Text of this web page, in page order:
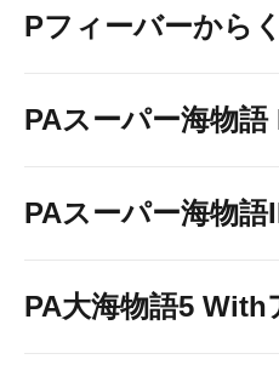
Pフィーバーから
PAスーパー海物
PAスーパー海物
PA大海物語5 With